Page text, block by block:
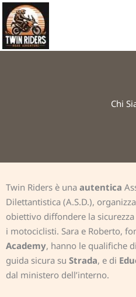
contenuto
Chi
Twin Riders è una autentica
Dilettantistica (A.S.D.),
obiettivo diffondere la
i motociclisti. Sara e Roberto,
Academy, hanno le qualifiche di
guida sicura su Strada, e di
dal ministero dell’interno.